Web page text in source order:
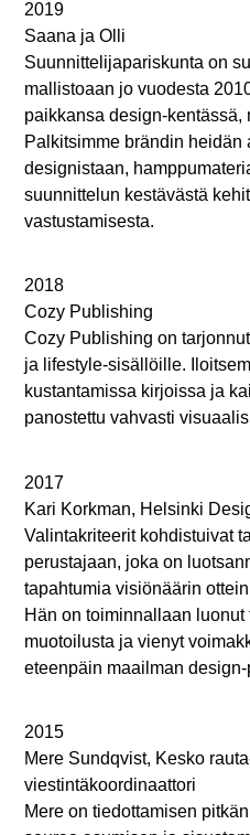
2019
Saana ja Olli
Suunnittelijapariskunta on
mallistoaan jo vuodesta
paikkansa design-kentässä,
Palkitsimme brändin heidän
designistaan,
suunnittelun kestävästä
vastustamisesta.
2018
Cozy Publishing
Cozy Publishing on
ja lifestyle-sisällöille.
kustantamissa kirjoissa ja
panostettu vahvasti
2017
Kari Korkman, Helsinki
Valintakriteerit kohdistuivat
perustajaan, joka on
tapahtumia visiönäärin
Hän on toiminnallaan
muotoilusta ja vienyt
eteenpäin maailman
2015
Mere Sundqvist, Kesko
viestintäkoordinaattori
Mere on tiedottamisen